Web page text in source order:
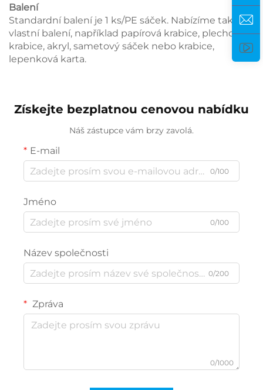
Balení
Standardní balení je 1 ks/PE sáček. Nabízíme také
vlastní balení, například papírová krabice, plechová
krabice, akryl, sametový sáček nebo krabice,
lepenková karta.
Získejte bezplatnou cenovou nabídku
Náš zástupce vám brzy zavolá.
E-mail
0/100
Jméno
0/100
Název společnosti
0/200
Zpráva
0/1000